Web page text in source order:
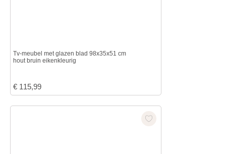
Tv-meubel met glazen blad 98x35x51 cm
hout bruin eikenkleurig
€ 115,99